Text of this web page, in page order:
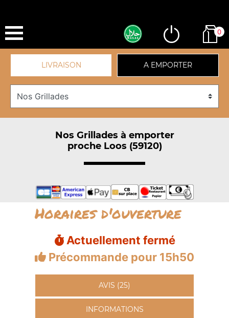
0
LIVRAISON A EMPORTER
Nos Grillades à emporter
proche Loos (59120)
Horaires d'ouverture
Actuellement fermé
Précommande pour 15h50
AVIS (25)
INFORMATIONS